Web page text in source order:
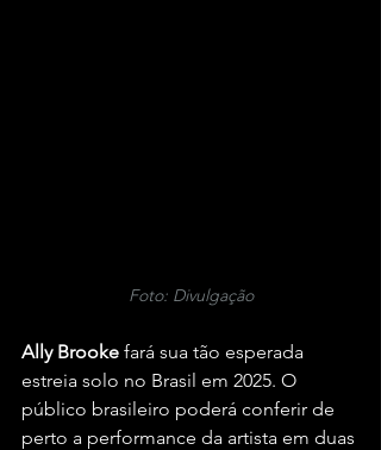
Foto: Divulgação
Ally Brooke fará sua tão esperada
estreia solo no Brasil em 2025. O
público brasileiro poderá conferir de
perto a performance da artista em duas